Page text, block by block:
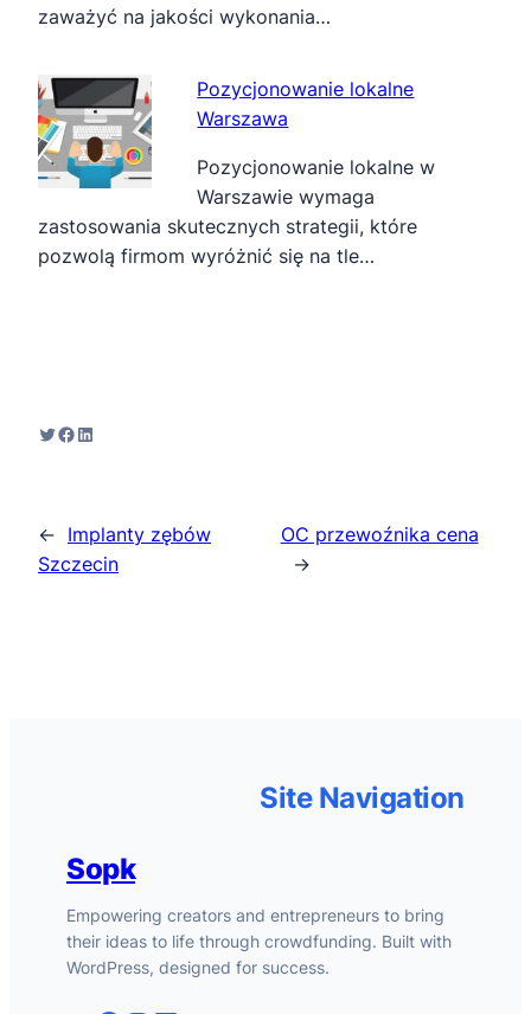
zaważyć na jakości wykonania…
Pozycjonowanie lokalne
Warszawa
Pozycjonowanie lokalne w
Warszawie wymaga
zastosowania skutecznych strategii, które
pozwolą firmom wyróżnić się na tle…
Twitter
Facebook
LinkedIn
← Implanty zębów
Szczecin
OC przewoźnika cena
→
Sopk
Empowering creators and entrepreneurs to bring
their ideas to life through crowdfunding. Built with
WordPress, designed for success.
Site Navigation